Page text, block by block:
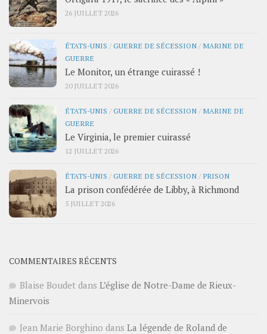
26 JUILLET 2026
ÉTATS-UNIS /GUERRE DE SÉCESSION / MARINE DE
GUERRE
Le Monitor, un étrange cuirassé !
20 JUILLET 2026
ÉTATS-UNIS /GUERRE DE SÉCESSION / MARINE DE
GUERRE
Le Virginia, le premier cuirassé
12 JUILLET 2026
ÉTATS-UNIS /GUERRE DE SÉCESSION / PRISON
La prison confédérée de Libby, à Richmond
5 JUILLET 2026
COMMENTAIRES RÉCENTS
Blaise Boudet dans L’église de Notre-Dame de Rieux-
Minervois
Jean Marie Borghino dans La légende de Roland de